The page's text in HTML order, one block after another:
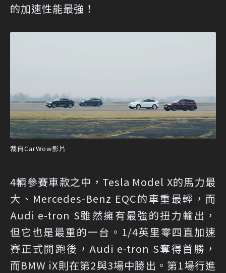
的加速性能最強！
裁自CarWow影片
4輛參賽車款之中，Tesla Model X的馬力最
大、Mercedes-Benz EQC的車重最輕，而
Audi e-tron S雖然擁有最強的扭力輸出，
但它也是最重的一台。1/4英里零四直加速
賽正式開跑後，Audi e-tron S奪得首勝，
而BMW iX則在第2與3場中勝出。第1場行進